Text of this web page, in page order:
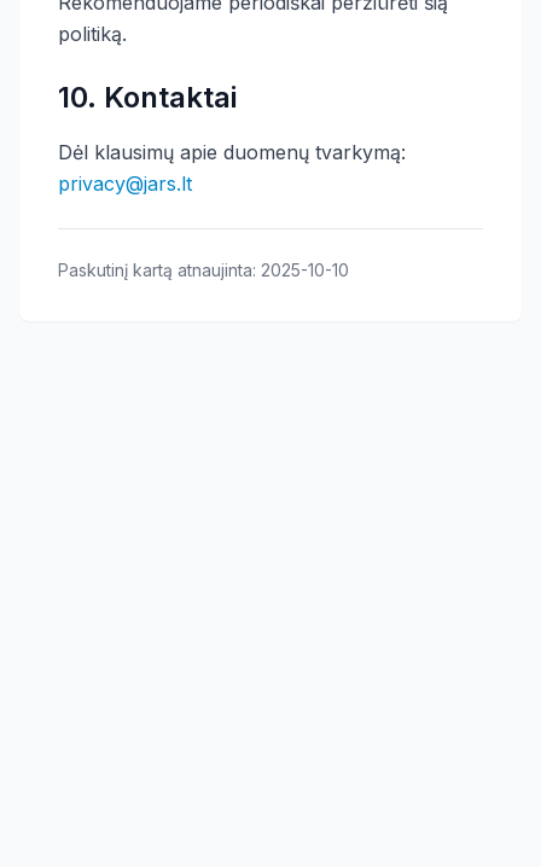
politiką.
10. Kontaktai
Dėl klausimų apie duomenų tvarkymą:
privacy@jars.lt
Paskutinį kartą atnaujinta: 2025-10-10